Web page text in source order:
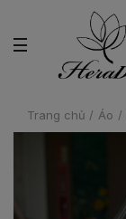
Trang chủ / Áo /